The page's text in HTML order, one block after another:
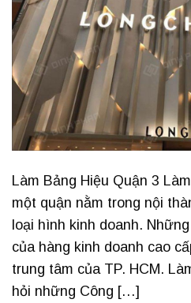
Làm Bảng Hiệu Quận 3
một quận nằm trong nội
loại hình kinh doanh.
của hàng kinh doanh cao
trung tâm của TP. HCM.
hỏi những Công […]